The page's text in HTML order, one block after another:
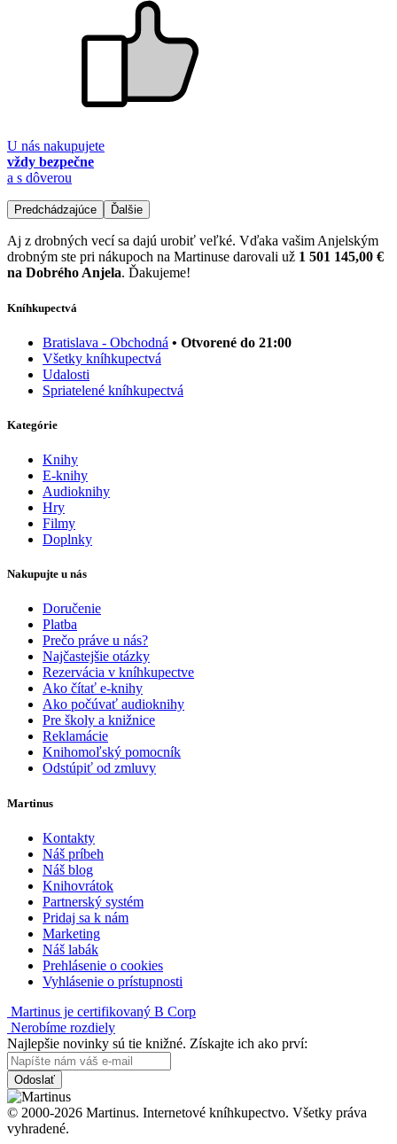
U nás nakupujete
vždy bezpečne
a s dôverou
Predchádzajúce Ďalšie
Aj z drobných vecí sa dajú urobiť veľké. Vďaka vašim Anjelským
drobným ste pri nákupoch na Martinuse darovali už 1 501 145,00 €
na Dobrého Anjela. Ďakujeme!
Kníhkupectvá
Bratislava - Obchodná • Otvorené do 21:00
Všetky kníhkupectvá
Udalosti
Spriatelené kníhkupectvá
Kategórie
Knihy
E-knihy
Audioknihy
Hry
Filmy
Doplnky
Nakupujte u nás
Doručenie
Platba
Prečo práve u nás?
Najčastejšie otázky
Rezervácia v kníhkupectve
Ako čítať e-knihy
Ako počúvať audioknihy
Pre školy a knižnice
Reklamácie
Knihomoľský pomocník
Odstúpiť od zmluvy
Martinus
Kontakty
Náš príbeh
Náš blog
Knihovrátok
Partnerský systém
Pridaj sa k nám
Marketing
Náš labák
Prehlásenie o cookies
Vyhlásenie o prístupnosti
Martinus je certifikovaný B Corp
Nerobíme rozdiely
Najlepšie novinky sú tie knižné. Získajte ich ako prví:
Odoslať
© 2000-2026 Martinus. Internetové kníhkupectvo. Všetky práva
vyhradené.